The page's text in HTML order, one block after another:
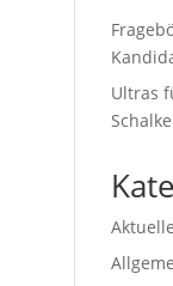
Ultras
Schalke